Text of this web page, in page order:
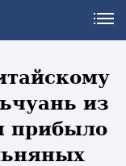
из
прибыло